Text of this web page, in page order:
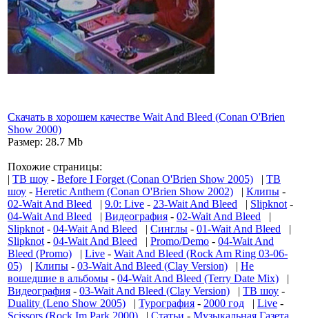
Скачать в хорошем качестве Wait And Bleed (Conan O'Brien
Show 2000)
Размер: 28.7 Mb
Похожие страницы:
| ТВ шоу - Before I Forget (Conan O'Brien Show 2005) | ТВ
шоу - Heretic Anthem (Conan O'Brien Show 2002) | Клипы -
02-Wait And Bleed | 9.0: Live - 23-Wait And Bleed | Slipknot -
04-Wait And Bleed | Видеография - 02-Wait And Bleed |
Slipknot - 04-Wait And Bleed | Синглы - 01-Wait And Bleed |
Slipknot - 04-Wait And Bleed | Promo/Demo - 04-Wait And
Bleed (Promo) | Live - Wait And Bleed (Rock Am Ring 03-06-
05) | Клипы - 03-Wait And Bleed (Clay Version) | Не
вошедшие в альбомы - 04-Wait And Bleed (Terry Date Mix) |
Видеография - 03-Wait And Bleed (Clay Version) | ТВ шоу -
Duality (Leno Show 2005) | Турография - 2000 год | Live -
Scissors (Rock Im Park 2000) | Статьи - Музыкальная Газета